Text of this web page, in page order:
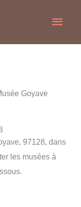
Goyave
97128, dans
les musées à